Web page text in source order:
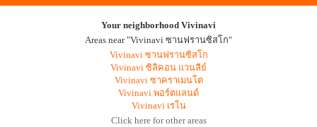
Your neighborhood Vivinavi
Areas near "Vivinavi ซานฟรานซิสโก"
Vivinavi ซานฟรานซิสโก
Vivinavi ซิลิคอน แวนลีย์
Vivinavi ซาคราเมนโต
Vivinavi พอร์ตแลนด์
Vivinavi เรโน
Click here for other areas